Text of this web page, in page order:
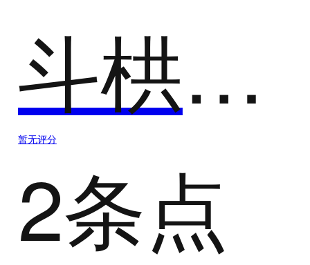
斗栱云工程
暂无评分
2条点